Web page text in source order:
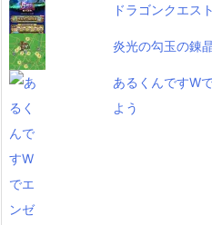
ドラゴンクエ
炎光の勾玉の錬
あるくんですW
よう